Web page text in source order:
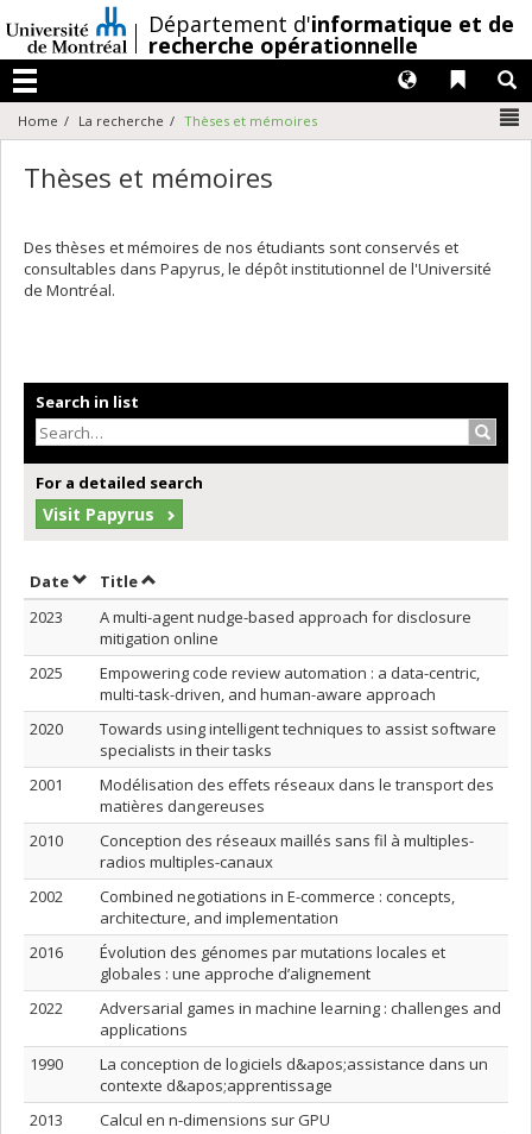
au
contenu
/Département d'informatique et de
recherche opérationnelle
Menu
Liens
Langues
Home La recherche Thèses et mémoires
Thèses et mémoires
Des thèses et mémoires de nos étudiants sont conservés et
consultables dans Papyrus, le dépôt institutionnel de l'Université
de Montréal.
Search in list
For a detailed search
Visit Papyrus
DateSort by date in ascending order
TitleSort by title in ascending order
2023
A multi-agent nudge-based approach for disclosure
mitigation online
2025
Empowering code review automation : a data-centric,
multi-task-driven, and human-aware approach
2020
Towards using intelligent techniques to assist software
specialists in their tasks
2001
Modélisation des effets réseaux dans le transport des
matières dangereuses
2010
Conception des réseaux maillés sans fil à multiples-
radios multiples-canaux
2002
Combined negotiations in E-commerce : concepts,
architecture, and implementation
2016
Évolution des génomes par mutations locales et
globales : une approche d’alignement
2022
Adversarial games in machine learning : challenges and
applications
1990
La conception de logiciels d&apos;assistance dans un
contexte d&apos;apprentissage
2013
Calcul en n-dimensions sur GPU